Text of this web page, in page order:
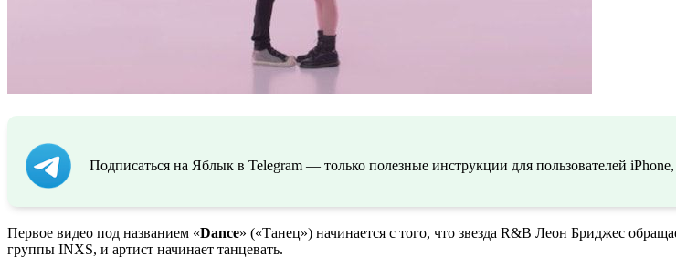
Подписаться на Яблык в Telegram — только полезные инструкции для пользователей
Первое видео под названием «Dance» («Танец») начинается с того, что звезда R&B Леон Бриджес
группы INXS, и артист начинает танцевать.